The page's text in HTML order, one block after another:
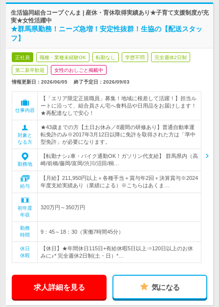
生活協同組合コープぐんま | 産休・育休取得実績あり★子育て支援制度が充
実★女性活躍中
★群馬県勤務！ニーズ急増！安定性抜群！生協の【配送スタッ
フ】
正社員 職種・業種未経験OK 転勤なし 学歴不問 完全週休2日制
第二新卒歓迎 女性のおしごと掲載中
情報更新日：2026/06/05 終了予定日： 2026/09/03
仕事内容
【「エリア限定正規職員」募集！地域に根差して活躍！】担当ル
ートに沿って、組合員さん宅へ食料品や日用品をお届けします！
★再配達なしで安心！
対象と
なる方
★43歳までの方【土日お休み／8週間の研修あり】普通自動車運
転免許のみ※2017年3月12日以降に免許を取得された方は「準中
型免許」が必要になります。
勤務地
【転勤ナシ♪車・バイク通勤OK！ガソリン代支給】 群馬県内（高
崎/前橋/藤岡/富岡/渋川/沼田/桐…
給与
【月給】211,950円以上＋各種手当＋賞与年2回＋決算賞与※2024
年度支給実績あり（業績による）※こちらはあくま…
初年度
年収
320万円～350万円
勤務
時間
9：45～18：30（実働7時間45分）
休日
休暇
【休日】★年間休日115日+有給休暇5日以上⇒120日以上のお休
みに♪* 完全週休2日制(土・日）*…
求人詳細を見る 気になる